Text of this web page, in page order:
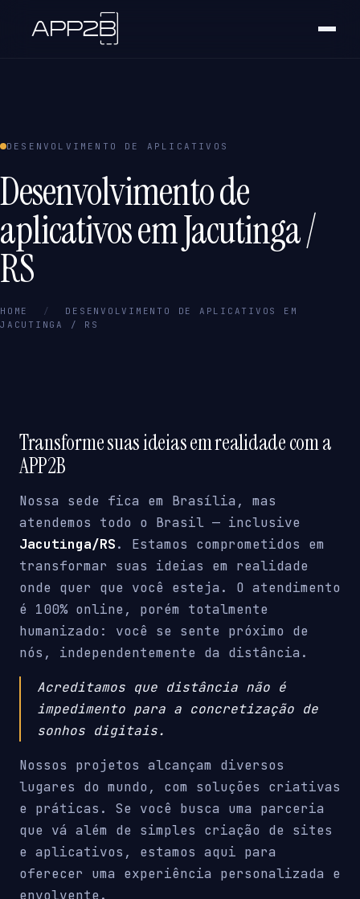
DESENVOLVIMENTO DE APLICATIVOS
Desenvolvimento de
aplicativos em Jacutinga /
RS
HOME /
DESENVOLVIMENTO DE APLICATIVOS EM
JACUTINGA / RS
Transforme suas ideias em realidade com a
APP2B
Nossa sede fica em Brasília, mas
atendemos todo o Brasil — inclusive
Jacutinga/RS. Estamos comprometidos em
transformar suas ideias em realidade
onde quer que você esteja. O atendimento
é 100% online, porém totalmente
humanizado: você se sente próximo de
nós, independentemente da distância.
Acreditamos que distância não é
impedimento para a concretização de
sonhos digitais.
Nossos projetos alcançam diversos
lugares do mundo, com soluções criativas
e práticas. Se você busca uma parceria
que vá além de simples criação de sites
e aplicativos, estamos aqui para
oferecer uma experiência personalizada e
envolvente.